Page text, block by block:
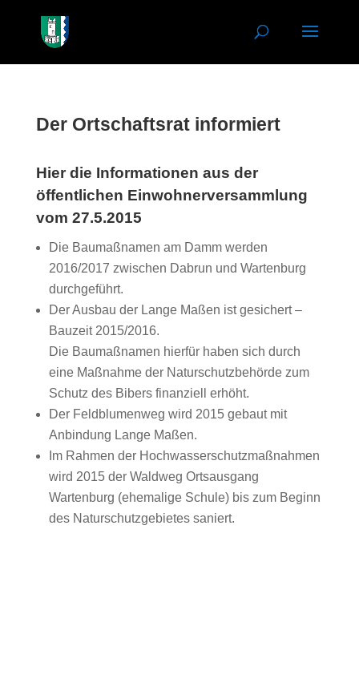
Der Ortschaftsrat informiert
Hier die Informationen aus der
öffentlichen Einwohnerversammlung
vom 27.5.2015
Die Baumaßnamen am Damm werden
2016/2017 zwischen Dabrun und Wartenburg
durchgeführt.
Der Ausbau der Lange Maßen ist gesichert –
Bauzeit 2015/2016.
Die Baumaßnamen hierfür haben sich durch
eine Maßnahme der Naturschutzbehörde zum
Schutz des Bibers finanziell erhöht.
Der Feldblumenweg wird 2015 gebaut mit
Anbindung Lange Maßen.
Im Rahmen der Hochwasserschutzmaßnahmen
wird 2015 der Waldweg Ortsausgang
Wartenburg (ehemalige Schule) bis zum Beginn
des Naturschutzgebietes saniert.